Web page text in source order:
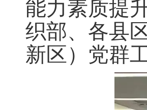
能力素质提
织部、各县
新区）党群